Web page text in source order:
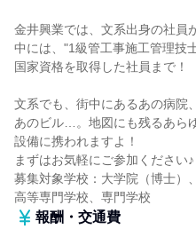
金井興業では、文系出身の社員
中には、"1級管工事施工管理技
国家資格を取得した社員まで！
文系でも、街中にあるあの病院
あのビル…。地図にも残るあら
設備に携われますよ！
まずはお気軽にご参加ください♪
募集対象学校：大学院（博士）
高等専門学校、専門学校
報酬・交通費